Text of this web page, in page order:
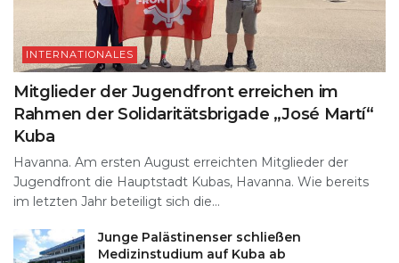
INTERNATIONALES
Mitglieder der Jugendfront erreichen im
Rahmen der Solidaritätsbrigade „José Martí“
Kuba
Havanna. Am ersten August erreichten Mitglieder der
Jugendfront die Hauptstadt Kubas, Havanna. Wie bereits
im letzten Jahr beteiligt sich die...
Junge Palästinenser schließen
Medizinstudium auf Kuba ab